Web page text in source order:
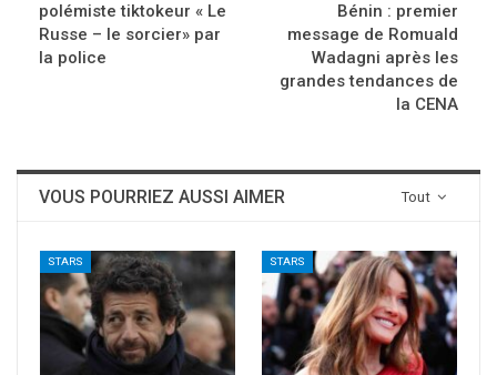
polémiste tiktokeur « Le
Russe – le sorcier» par
la police
Bénin : premier
message de Romuald
Wadagni après les
grandes tendances de
la CENA
Tout
VOUS POURRIEZ AUSSI AIMER
STARS STARS